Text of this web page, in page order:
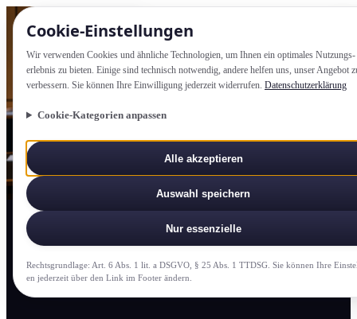
Cookie-Einstellung­en
Wir verwenden Cookies und ähnliche Technologien, um Ihnen ein optimales Nutzungs­
erlebnis zu bieten. Einige sind technisch notwendig, andere helfen uns, unser Angebot
verbessern. Sie können Ihre Einwilligung jederzeit widerrufen. Datenschutzerklärung
Cookie-Kategorien anpassen
Alle akzeptieren
Auswahl speichern
Nur essenzielle
Rechtsgrundlage: Art. 6 Abs. 1 lit. a DSGVO, § 25 Abs. 1 TTDSG. Sie können Ihre
en jederzeit über den Link im Footer ändern.